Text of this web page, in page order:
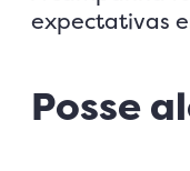
expectativas
Posse